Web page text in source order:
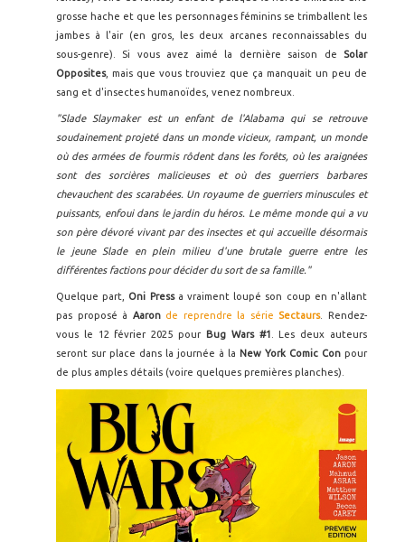
grosse hache et que les personnages féminins se trimballent les
jambes à l'air (en gros, les deux arcanes reconnaissables du
sous-genre). Si vous avez aimé la dernière saison de Solar
Opposites, mais que vous trouviez que ça manquait un peu de
sang et d'insectes humanoïdes, venez nombreux.
"Slade Slaymaker est un enfant de l'Alabama qui se retrouve
soudainement projeté dans un monde vicieux, rampant, un monde
où des armées de fourmis rôdent dans les forêts, où les araignées
sont des sorcières malicieuses et où des guerriers barbares
chevauchent des scarabées. Un royaume de guerriers minuscules et
puissants, enfoui dans le jardin du héros. Le même monde qui a vu
son père dévoré vivant par des insectes et qui accueille désormais
le jeune Slade en plein milieu d'une brutale guerre entre les
différentes factions pour décider du sort de sa famille."
Quelque part, Oni Pressa vraiment loupé son coup en n'allant
pas proposé à Aaron de reprendre la série Sectaurs. Rendez-
vous le 12 février 2025 pour Bug Wars #1
. Les deux auteurs
seront sur place dans la journée à la New York Comic Con pour
de plus amples détails (voire quelques premières planches).